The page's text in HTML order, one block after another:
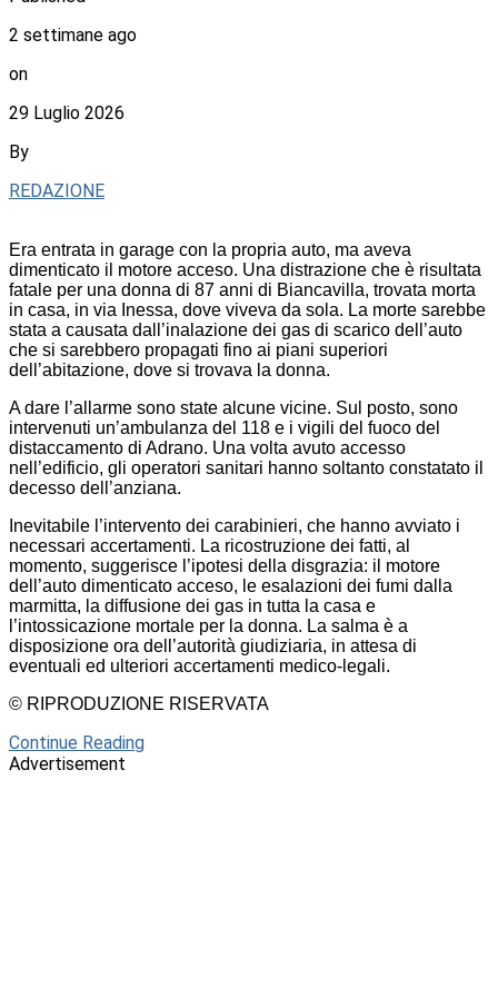
2 settimane ago
on
29 Luglio 2026
By
REDAZIONE
Era entrata in garage con la propria auto, ma aveva
dimenticato il motore acceso. Una distrazione che è risultata
fatale per una donna di 87 anni di Biancavilla, trovata morta
in casa, in via Inessa, dove viveva da sola. La morte sarebbe
stata a causata dall’inalazione dei gas di scarico dell’auto
che si sarebbero propagati fino ai piani superiori
dell’abitazione, dove si trovava la donna.
A dare l’allarme sono state alcune vicine. Sul posto, sono
intervenuti un’ambulanza del 118 e i vigili del fuoco del
distaccamento di Adrano. Una volta avuto accesso
nell’edificio, gli operatori sanitari hanno soltanto constatato il
decesso dell’anziana.
Inevitabile l’intervento dei carabinieri, che hanno avviato i
necessari accertamenti. La ricostruzione dei fatti, al
momento, suggerisce l’ipotesi della disgrazia: il motore
dell’auto dimenticato acceso, le esalazioni dei fumi dalla
marmitta, la diffusione dei gas in tutta la casa e
l’intossicazione mortale per la donna. La salma è a
disposizione ora dell’autorità giudiziaria, in attesa di
eventuali ed ulteriori accertamenti medico-legali.
© RIPRODUZIONE RISERVATA
Continue Reading
Advertisement